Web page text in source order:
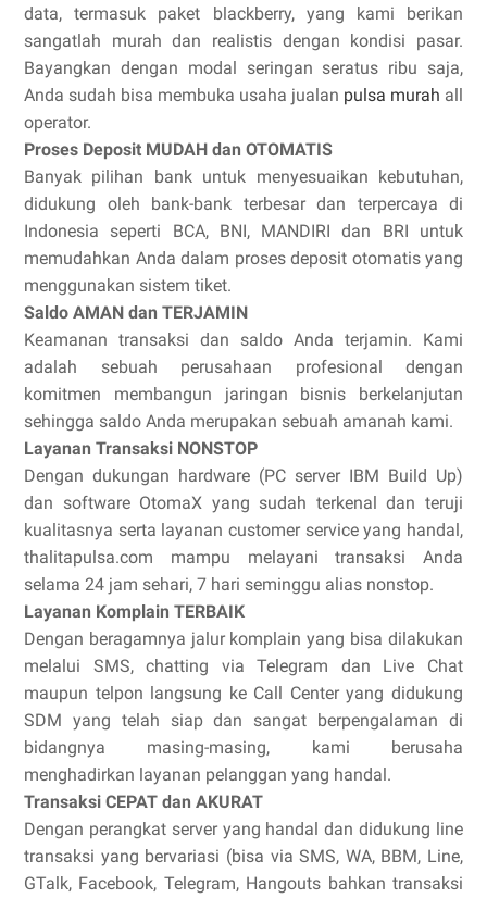
data, termasuk paket blackberry, yang kami berikan
sangatlah murah dan realistis dengan kondisi pasar.
Bayangkan dengan modal seringan seratus ribu saja,
Anda sudah bisa membuka usaha jualan pulsa murah all
operator.
Proses Deposit MUDAH dan OTOMATIS
Banyak pilihan bank untuk menyesuaikan kebutuhan,
didukung oleh bank-bank terbesar dan terpercaya di
Indonesia seperti BCA, BNI, MANDIRI dan BRI untuk
memudahkan Anda dalam proses deposit otomatis yang
menggunakan sistem tiket.
Saldo AMAN dan TERJAMIN
Keamanan transaksi dan saldo Anda terjamin. Kami
adalah sebuah perusahaan profesional dengan
komitmen membangun jaringan bisnis berkelanjutan
sehingga saldo Anda merupakan sebuah amanah kami.
Layanan Transaksi NONSTOP
Dengan dukungan hardware (PC server IBM Build Up)
dan software OtomaX yang sudah terkenal dan teruji
kualitasnya serta layanan customer service yang handal,
thalitapulsa.com mampu melayani transaksi Anda
selama 24 jam sehari, 7 hari seminggu alias nonstop.
Layanan Komplain TERBAIK
Dengan beragamnya jalur komplain yang bisa dilakukan
melalui SMS, chatting via Telegram dan Live Chat
maupun telpon langsung ke Call Center yang didukung
SDM yang telah siap dan sangat berpengalaman di
bidangnya masing-masing, kami berusaha
menghadirkan layanan pelanggan yang handal.
Transaksi CEPAT dan AKURAT
Dengan perangkat server yang handal dan didukung line
transaksi yang bervariasi (bisa via SMS, WA, BBM, Line,
GTalk, Facebook, Telegram, Hangouts bahkan transaksi